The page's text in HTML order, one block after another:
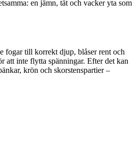
en jämn, tät och vacker yta som
fogar till korrekt djup, blåser rent och
att inte flytta spänningar. Efter det kan
krön och skorstenspartier –